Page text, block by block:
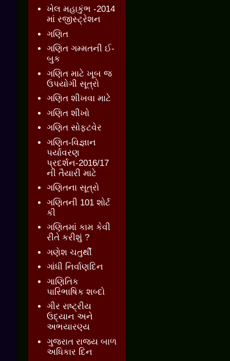
ખેલ મહાકુંભ -2014
માં રજીસ્ટ્રેશન
ગણિત
ગણિત ગમ્મતની ઈ-
બુક
ગણિત માટે ખૂબ જ
ઉપયોગી સૂત્રો
ગણિત શીખવા માટે
ગણિત શીખો
ગણિત સોફ્ટવેર
ગણિત-વિજ્ઞાન
પર્યાવરણ
પ્રદર્શન-2016/17
ની તૈયારી માટે
ગણિતના સૂત્રો
ગણિતની 101 શોર્ટ
કી
ગણિતમાં કામ કેવી
રીતે કરીશું ?
ગણેશ ચતુર્થી
ગાંધી નિર્વાણદિન
ગાણિતિક
પારિભાષિક શબ્દો
ગીર રાષ્ટ્રીય
ઉદ્યાન અને
અભયારણ્ય
ગુજરાત રાજ્ય બાળ
અધિકાર દિન